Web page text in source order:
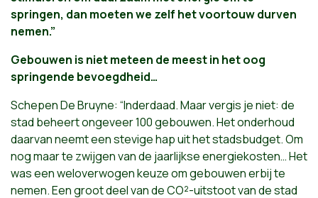
springen, dan moeten we zelf het voortouw durven
nemen.”
Gebouwen is niet meteen de meest in het oog
springende bevoegdheid…
Schepen De Bruyne: “Inderdaad. Maar vergis je niet: de
stad beheert ongeveer 100 gebouwen. Het onderhoud
daarvan neemt een stevige hap uit het stadsbudget. Om
nog maar te zwijgen van de jaarlijkse energiekosten… Het
was een weloverwogen keuze om gebouwen erbij te
nemen. Een groot deel van de CO²-uitstoot van de stad